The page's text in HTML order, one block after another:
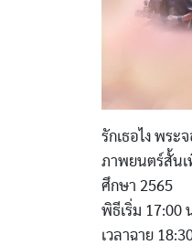
รักเธอไง พระ
ภาพยนตร์สั้นเ
ศึกษา 2565
พิธีเริ่ม 17:00
เวลาฉาย